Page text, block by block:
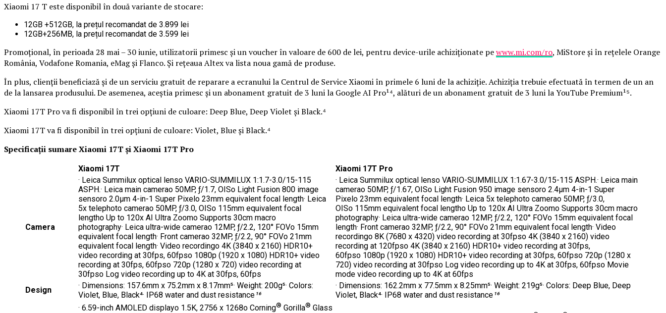
Xiaomi 17 T este disponibil în două variante de stocare:
12GB +512GB, la prețul recomandat de 3.899 lei
12GB+256MB, la prețul recomandat de 3.599 lei
Promoțional, în perioada 28 mai – 30 iunie, utilizatorii primesc și un voucher în valoare de 600 de lei, pentru device-urile achiziționate pewww.mi.com/ro, MiStore și în rețelele Orange
România, Vodafone Romania, eMag și Flanco. Și rețeaua Altex va lista noua gamă de produse.
În plus, clienții beneficiază și de un serviciu gratuit de reparare a ecranului la Centrul de Service Xiaomi în primele 6 luni de la achiziție. Achiziția trebuie efectuată în termen de un an
de la lansarea produsului. De asemenea, aceștia primesc și un abonament gratuit de 3 luni la Google AI Pro¹⁴, alături de un abonament gratuit de 3 luni la YouTube Premium¹⁵.
Xiaomi 17T Pro va fi disponibil în trei opțiuni de culoare: Deep Blue, Deep Violet și Black.⁴
Xiaomi 17T va fi disponibil în trei opțiuni de culoare: Violet, Blue și Black.⁴
Specificații sumare Xiaomi 17T și Xiaomi 17T Pro
Xiaomi 17T Xiaomi 17T Pro
Camera
· Leica Summilux optical lenso VARIO-SUMMILUX 1:1.7-3.0/15-115
ASPH.· Leica main camerao 50MP, ƒ/1.7, OISo Light Fusion 800 image
sensoro 2.0μm 4-in-1 Super Pixelo 23mm equivalent focal length· Leica
5x telephoto camerao 50MP, ƒ/3.0, OISo 115mm equivalent focal
lengtho Up to 120x AI Ultra Zoomo Supports 30cm macro
photography· Leica ultra-wide camerao 12MP, ƒ/2.2, 120° FOVo 15mm
equivalent focal length· Front camerao 32MP, ƒ/2.2, 90° FOVo 21mm
equivalent focal length· Video recordingo 4K (3840 x 2160) HDR10+
video recording at 30fps, 60fpso 1080p (1920 x 1080) HDR10+ video
recording at 30fps, 60fpso 720p (1280 x 720) video recording at
30fpso Log video recording up to 4K at 30fps, 60fps
· Leica Summilux optical lenso VARIO-SUMMILUX 1:1.67-3.0/15-115 ASPH.· Leica main
camerao 50MP, ƒ/1.67, OISo Light Fusion 950 image sensoro 2.4μm 4-in-1 Super
Pixelo 23mm equivalent focal length· Leica 5x telephoto camerao 50MP, ƒ/3.0,
OISo 115mm equivalent focal lengtho Up to 120x AI Ultra Zoomo Supports 30cm macro
photography· Leica ultra-wide camerao 12MP, ƒ/2.2, 120° FOVo 15mm equivalent focal
length· Front camerao 32MP, ƒ/2.2, 90° FOVo 21mm equivalent focal length· Video
recordingo 8K (7680 x 4320) video recording at 30fpso 4K (3840 x 2160) video
recording at 120fpso 4K (3840 x 2160) HDR10+ video recording at 30fps,
60fpso 1080p (1920 x 1080) HDR10+ video recording at 30fps, 60fpso 720p (1280 x
720) video recording at 30fpso Log video recording up to 4K at 30fps, 60fpso Movie
mode video recording up to 4K at 60fps
Design
· Dimensions: 157.6mm x 75.2mm x 8.17mm⁵· Weight: 200g⁵· Colors:
Violet, Blue, Black⁴· IP68 water and dust resistance¹⁶
· Dimensions: 162.2mm x 77.5mm x 8.25mm⁵· Weight: 219g⁵· Colors: Deep Blue, Deep
Violet, Black⁴· IP68 water and dust resistance¹⁶
· 6.59-inch AMOLED displayo 1.5K, 2756 x 1268o Corning® Gorilla® Glass